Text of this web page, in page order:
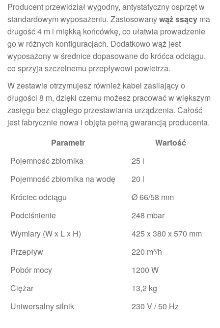
Producent przewidział wygodny, antystatyczny osprzęt w
standardowym wyposażeniu. Zastosowanywąż ssący ma
długość 4 m i miękką końcówkę, co ułatwia prowadzenie
go w różnych konfiguracjach. Dodatkowo wąż jest
wyposażony w średnice dopasowane do króćca odciągu,
co sprzyja szczelnemu przepływowi powietrza.
W zestawie otrzymujesz również kabel zasilający o
długości 8 m, dzięki czemu możesz pracować w większym
zasięgu bez ciągłego przestawiania urządzenia. Całość
jest fabrycznie nowa i objęta pełną gwarancją producenta.
Parametr
Wartość
Pojemność zbiornika
25 l
Pojemność zbiornika na wodę
20 l
Króciec odciągu
Ø 66/58 mm
Podciśnienie
248 mbar
Wymiary (W x L x H)
425 x 380 x 570 mm
Przepływ
220 m³/h
Pobór mocy
1200 W
Ciężar
13,2 kg
Uniwersalny silnik
230 V / 50 Hz